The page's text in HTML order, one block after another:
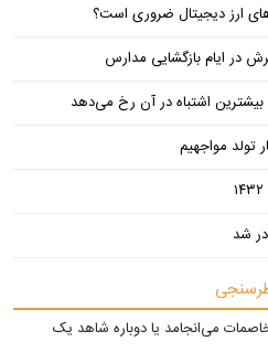
ارز دیجیتال ضروری است؟
اشتباه در آن رخ می‌دهد
مواجهیم
می‌انجامد یا دوباره شاهد یک